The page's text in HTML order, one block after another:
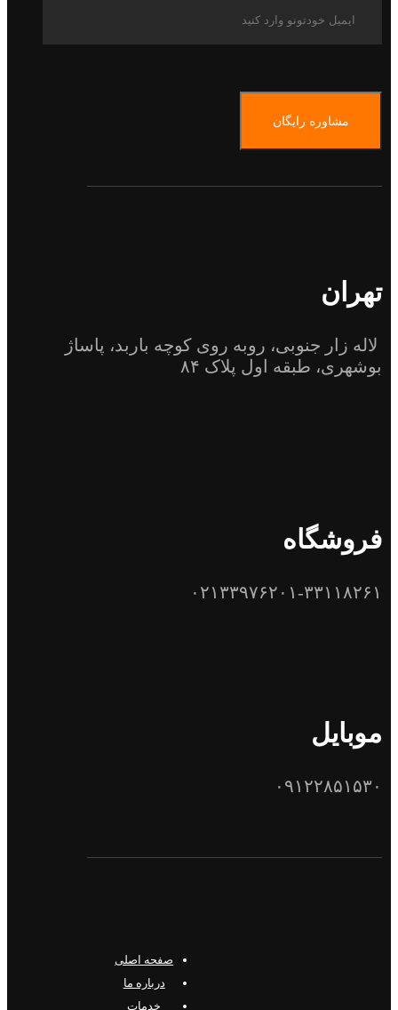
مشاوره رایگان
تهران
لاله زار جنوبی، روبه روی کوچه باربد، پاساژ
بوشهری، طبقه اول پلاک ۸۴
فروشگاه
۰۲۱۳۳۹۷۶۲۰۱-۳۳۱۱۸۲۶۱
موبایل
۰۹۱۲۲۸۵۱۵۳۰
صفحه اصلی
درباره ما
خدمات